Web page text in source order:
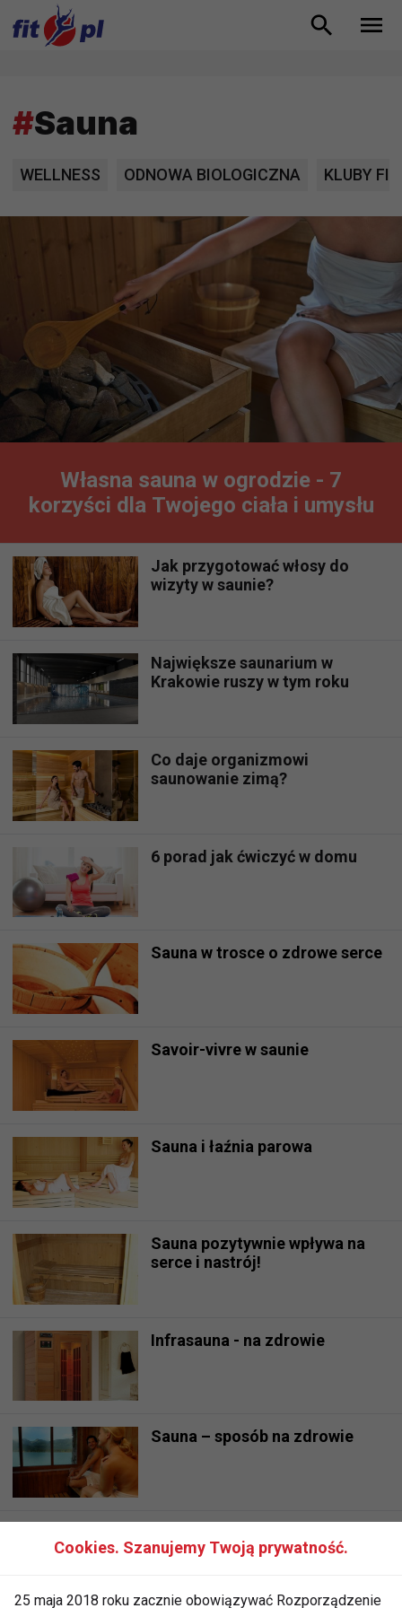
#Sauna
WELLNESS ODNOWA BIOLOGICZNA KLUBY
Własna sauna w ogrodzie - 7
korzyści dla Twojego ciała i umysłu
Jak przygotować włosy do
wizyty w saunie?
Największe saunarium w
Krakowie ruszy w tym roku
Co daje organizmowi
saunowanie zimą?
6 porad jak ćwiczyć w domu
Sauna w trosce o zdrowe serce
Savoir-vivre w saunie
Sauna i łaźnia parowa
Sauna pozytywnie wpływa na
serce i nastrój!
Infrasauna - na zdrowie
Sauna – sposób na zdrowie
Cookies. Szanujemy Twoją prywatność.
25 maja 2018 roku zacznie obowiązywać Rozporządzenie